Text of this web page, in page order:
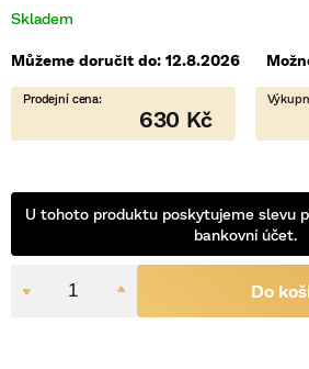
Skladem
5
630 Kč
U tohoto produktu poskytujeme slevu
bankovní účet.
Můžeme doručit do: 12.8.2026